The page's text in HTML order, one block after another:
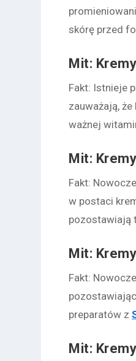
skórę przed
Mit:
Fakt: Istnieje
zauważają,
ważnej
Mit:
Fakt:
w postaci
pozostawiają
Mit:
Fakt:
preparatów z
Mit: